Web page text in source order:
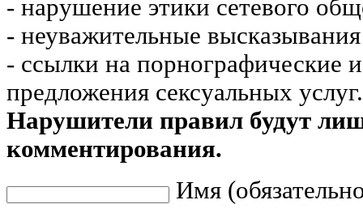
- нарушение этики сетевого
- неуважительные
- ссылки на порнографические
предложения сексуальных услуг.
Нарушители правил будут
комментирования.
Имя